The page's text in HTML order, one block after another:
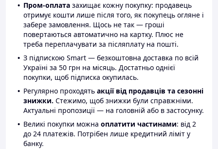
Пром-оплата захищає кожну покупку: продавець
отримує кошти лише після того, як покупець огляне і
забере замовлення. Щось не так — гроші
повертаються автоматично на картку. Плюс не
треба переплачувати за післяплату на пошті.
З підпискою Smart — безкоштовна доставка по всій
Україні за 50 грн на місяць. Достатньо однієї
покупки, щоб підписка окупилась.
Регулярно проходять акції від продавців та сезонні
знижки. Стежимо, щоб знижки були справжніми.
Актуальні пропозиції — на головній або в застосунку.
Великі покупки можна оплатити частинами: від 2
до 24 платежів. Потрібен лише кредитний ліміт у
банку.